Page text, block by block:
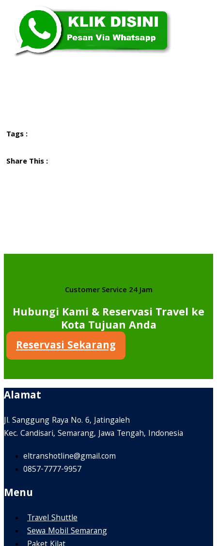
Tags :
Share This :
Customer Service 24 Jam
Hubungi Kami & Reservasi Travel ke
Kota Tujuan Anda
Reservasi Sekarang
Alamat
Jl. Sanggung Raya No. 6, Jatingaleh
Kec. Candisari, Semarang, Jawa Tengah, Indonesia
eltranshotline@gmail.com
0857-7777-9957
Menu
Travel Shuttle
Sewa Mobil Semarang